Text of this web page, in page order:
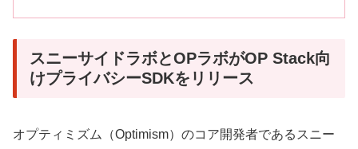
スニーサイドラボとOPラボがOP Stack向
けプライバシーSDKをリリース
オプティミズム（Optimism）のコア開発者であるスニー